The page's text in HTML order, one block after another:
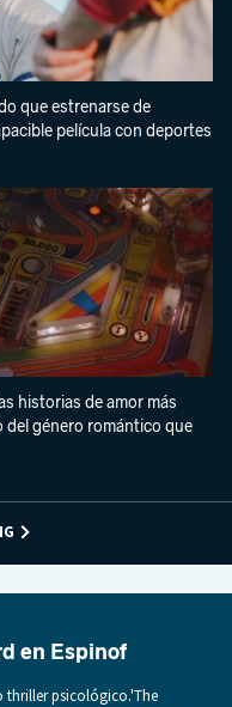
que estrenarse de
película con deportes
historias de amor más
del género romántico que
en Espinof
thriller psicológico.'The